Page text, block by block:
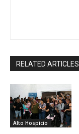
RELATED ARTICLES
Alto Hospicio